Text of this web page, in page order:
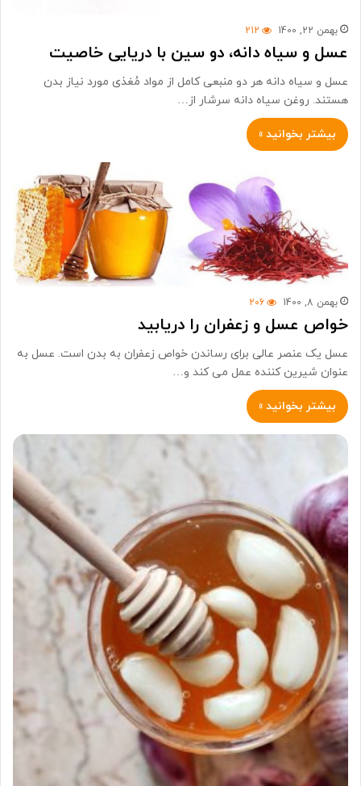
بهمن 22, 1400 212
عسل و سیاه دانه، دو سین با دریایی خاصیت
عسل و سیاه دانه هر دو منبعی کامل از مواد مُغذی مورد نیاز بدن
هستند. روغن سیاه دانه سرشار از…
بیشتر بخوانید »
بهمن 8, 1400 206
خواص عسل و زعفران را دریابید
عسل یک عنصر عالی برای رساندن خواص زعفران به بدن است. عسل به
عنوان شیرین کننده عمل می کند و…
بیشتر بخوانید »